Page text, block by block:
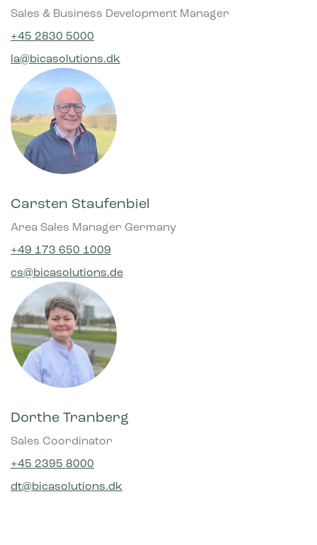
Sales & Business Development Manager
+45 2830 5000
la@bicasolutions.dk
Carsten Staufenbiel
Area Sales Manager Germany
+49 173 650 1009
cs@bicasolutions.de
Dorthe Tranberg
Sales Coordinator
+45 2395 8000
dt@bicasolutions.dk